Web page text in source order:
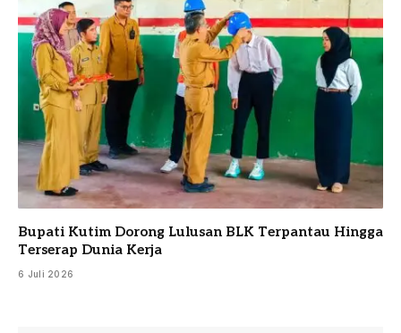
Bupati Kutim Dorong Lulusan BLK Terpantau Hingga
Terserap Dunia Kerja
6 Juli 2026